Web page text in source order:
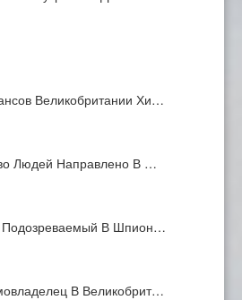
Великобритании Хи…
Людей Направлено В …
Подозреваемый В Шпион…
В Великобрит…